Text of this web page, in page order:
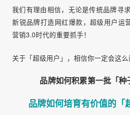
用户运营方法论”，是我们长期与
也是深度洞察用户价值，打造用
式。
超级用户所做所说的任何事情，
的影响，一个超级用户背后可能
助力品牌「用户+
长。